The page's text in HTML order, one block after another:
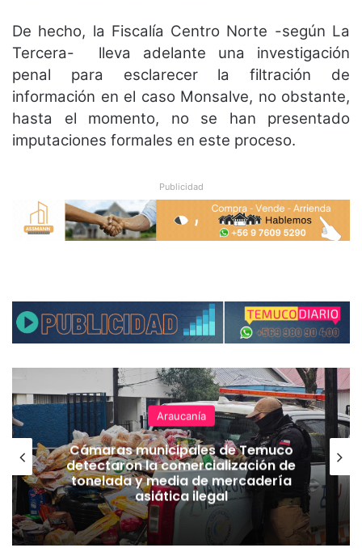
De hecho, la Fiscalía Centro Norte -según La
Tercera- lleva adelante una investigación
penal para esclarecer la filtración de
información en el caso Monsalve, no obstante,
hasta el momento, no se han presentado
imputaciones formales en este proceso.
Publicidad
Araucanía
Cámaras municipales de Temuco
detectaron la comercialización de
tonelada y media de mercadería
asiática ilegal